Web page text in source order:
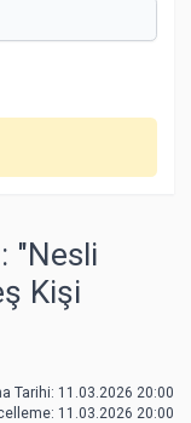
"Nesli
Kişi
Tarihi: 11.03.2026 20:00
11.03.2026 20:00